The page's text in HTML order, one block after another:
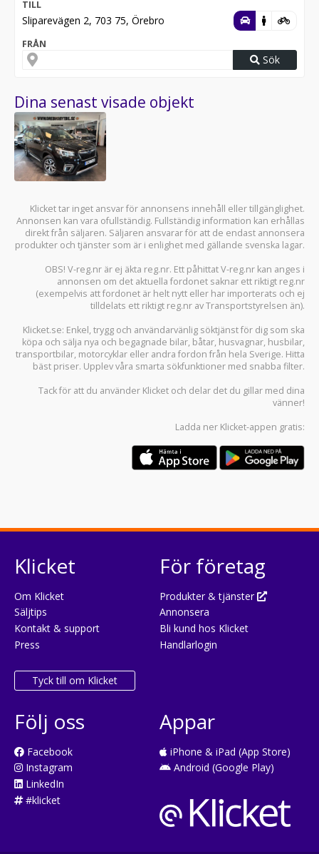
TILL
Sliparevägen 2, 703 75, Örebro
FRÅN
Sök
Dina senast visade objekt
Klicket tar inget ansvar för annonsens innehåll eller tillgänglighet.
Annonsen kan vara ofullständig. Fullständig information kan erhållas
direkt från säljaren. Säljaren ansvarar för att de endast annonsera
produkter och tjänster som är i enlighet med gällande svenska lagar.
OBS! V-reg.nr är ej äkta reg.nr. Ett påhittat V-reg.nr kan anges i
annonsen om det aktuella fordonet saknar ett riktigt reg.nr
(exempelvis att fordonet är helt nytt eller har importerats och ej
tilldelats ett riktigt reg.nr av Transportstyrelsen än).
Klicket.se: Enkel, trygg och användarvänlig söktjänst för dig som ska
köpa och sälja nya och begagnade bilar, båtar, husvagnar, husbilar,
transportbilar, motorcyklar eller andra fordon från hela Sverige. Hitta
bäst priser. Upplev våra smarta sökfunktioner med snabba filter.
Tack för att du använder Klicket och delar det du gillar med dina
vänner!
Ladda ner Klicket-appen gratis:
Klicket
Om Klicket
Säljtips
Kontakt & support
Press
Tyck till om Klicket
För företag
Produkter & tjänster
Annonsera
Bli kund hos Klicket
Handlarlogin
Följ oss
Facebook
Instagram
LinkedIn
#klicket
Appar
iPhone & iPad (App Store)
Android (Google Play)